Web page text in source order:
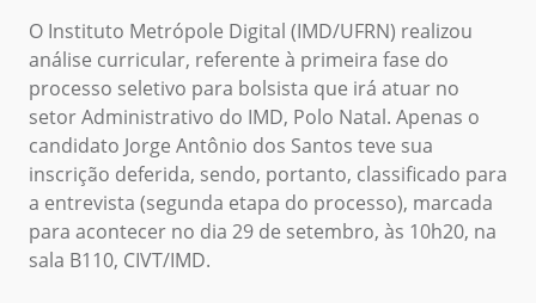
O Instituto Metrópole Digital (IMD/UFRN) realizou
análise curricular, referente à primeira fase do
processo seletivo para bolsista que irá atuar no
setor Administrativo do IMD, Polo Natal. Apenas o
candidato Jorge Antônio dos Santos teve sua
inscrição deferida, sendo, portanto, classificado para
a entrevista (segunda etapa do processo), marcada
para acontecer no dia 29 de setembro, às 10h20, na
sala B110, CIVT/IMD.